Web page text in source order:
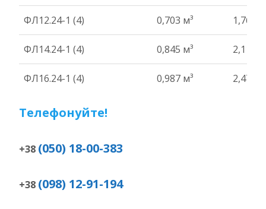
ФЛ12.24-1 (4) 0,703 м³ 1,76 т
ФЛ14.24-1 (4) 0,845 м³ 2,11 т
ФЛ16.24-1 (4) 0,987 м³ 2,47 т
Телефонуйте!
+38 (050) 18-00-383
+38 (098) 12-91-194